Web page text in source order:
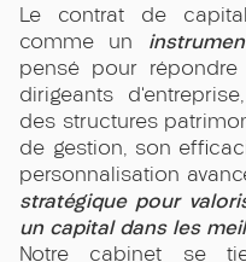
Le contrat de
comme un
pensé pour
dirigeants
des structures
de gestion, son
personnalisation
stratégique pour
un capital dans les
Notre cabinet se